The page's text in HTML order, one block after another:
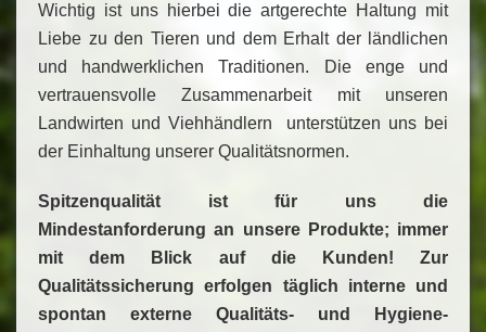
Wichtig ist uns hierbei die artgerechte Haltung mit
Liebe zu den Tieren und dem Erhalt der ländlichen
und handwerklichen Traditionen. Die enge und
vertrauensvolle Zusammenarbeit mit unseren
Landwirten und Viehhändlern unterstützen uns bei
der Einhaltung unserer Qualitätsnormen.
Spitzenqualität ist für uns die
Mindestanforderung an unsere Produkte; immer
mit dem Blick auf die Kunden! Zur
Qualitätssicherung erfolgen täglich interne und
spontan externe Qualitäts- und Hygiene-